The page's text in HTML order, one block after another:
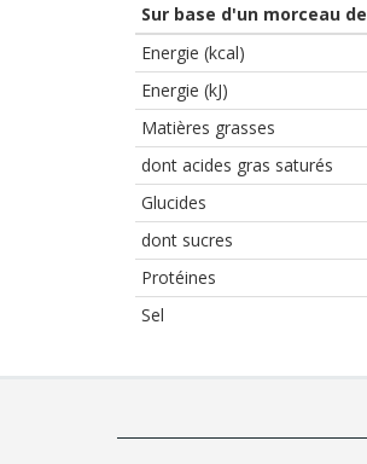
Sur base d'un morceau
Energie (kcal)
Energie (kJ)
Matières grasses
dont acides gras saturés
Glucides
dont sucres
Protéines
Sel